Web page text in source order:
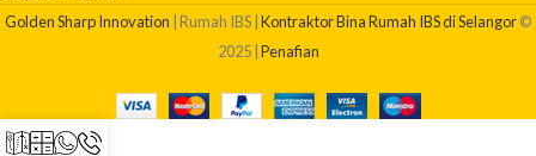
Golden Sharp Innovation | Rumah IBS | Kontraktor Bina Rumah IBS di Selangor©
2025 | Penafian